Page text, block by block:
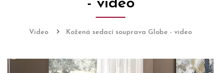
- video
Video Kožená sedací souprava Globe - video